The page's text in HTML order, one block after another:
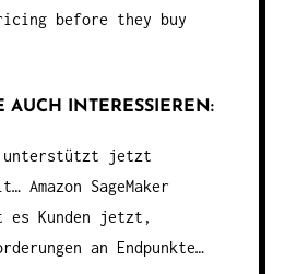
before they buy
AUCH INTERESSIEREN:
unterstützt jetzt
Amazon SageMaker
es Kunden jetzt,
an Endpunkte…